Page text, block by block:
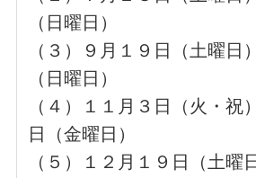
（日曜日）
（３）９月１９日（土曜日
（日曜日）
（４）１１月３日（火・祝
日（金曜日）
（５）１２月１９日（土曜